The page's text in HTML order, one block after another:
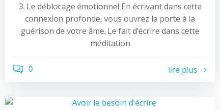
3. Le déblocage émotionnel En écrivant dans cette
connexion profonde, vous ouvrez la porte à la
guérison de votre âme. Le fait d’écrire dans cette
méditation
0 lire plus